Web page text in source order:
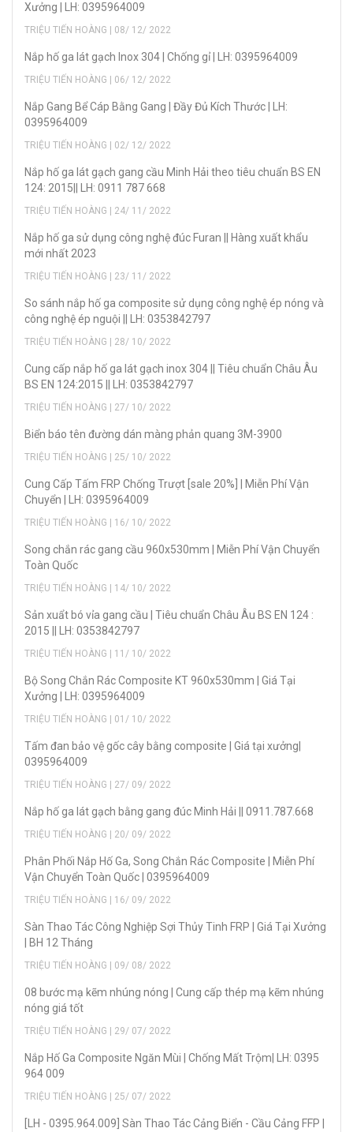
Xưởng | LH: 0395964009
TRIỆU TIẾN HOÀNG | 08/ 12/ 2022
Nắp hố ga lát gạch Inox 304 | Chống gỉ | LH: 0395964009
TRIỆU TIẾN HOÀNG | 06/ 12/ 2022
Nắp Gang Bể Cáp Bằng Gang | Đầy Đủ Kích Thước | LH:
0395964009
TRIỆU TIẾN HOÀNG | 02/ 12/ 2022
Nắp hố ga lát gạch gang cầu Minh Hải theo tiêu chuẩn BS EN
124: 2015|| LH: 0911 787 668
TRIỆU TIẾN HOÀNG | 24/ 11/ 2022
Nắp hố ga sử dụng công nghệ đúc Furan || Hàng xuất khẩu
mới nhất 2023
TRIỆU TIẾN HOÀNG | 23/ 11/ 2022
So sánh nắp hố ga composite sử dụng công nghệ ép nóng và
công nghệ ép nguội || LH: 0353842797
TRIỆU TIẾN HOÀNG | 28/ 10/ 2022
Cung cấp nắp hố ga lát gạch inox 304 || Tiêu chuẩn Châu Âu
BS EN 124:2015 || LH: 0353842797
TRIỆU TIẾN HOÀNG | 27/ 10/ 2022
Biển báo tên đường dán màng phản quang 3M-3900
TRIỆU TIẾN HOÀNG | 25/ 10/ 2022
Cung Cấp Tấm FRP Chống Trượt [sale 20%] | Miễn Phí Vận
Chuyển | LH: 0395964009
TRIỆU TIẾN HOÀNG | 16/ 10/ 2022
Song chắn rác gang cầu 960x530mm | Miễn Phí Vận Chuyển
Toàn Quốc
TRIỆU TIẾN HOÀNG | 14/ 10/ 2022
Sản xuẩt bó vỉa gang cầu | Tiêu chuẩn Châu Âu BS EN 124 :
2015 || LH: 0353842797
TRIỆU TIẾN HOÀNG | 11/ 10/ 2022
Bộ Song Chắn Rác Composite KT 960x530mm | Giá Tại
Xưởng | LH: 0395964009
TRIỆU TIẾN HOÀNG | 01/ 10/ 2022
Tấm đan bảo vệ gốc cây bằng composite | Giá tại xưởng|
0395964009
TRIỆU TIẾN HOÀNG | 27/ 09/ 2022
Nắp hố ga lát gạch bằng gang đúc Minh Hải || 0911.787.668
TRIỆU TIẾN HOÀNG | 20/ 09/ 2022
Phân Phối Nắp Hố Ga, Song Chắn Rác Composite | Miễn Phí
Vận Chuyển Toàn Quốc | 0395964009
TRIỆU TIẾN HOÀNG | 16/ 09/ 2022
Sàn Thao Tác Công Nghiệp Sợi Thủy Tinh FRP | Giá Tại Xưởng
| BH 12 Tháng
TRIỆU TIẾN HOÀNG | 09/ 08/ 2022
08 bước mạ kẽm nhúng nóng | Cung cấp thép mạ kẽm nhúng
nóng giá tốt
TRIỆU TIẾN HOÀNG | 29/ 07/ 2022
Nắp Hố Ga Composite Ngăn Mùi | Chống Mất Trộm| LH: 0395
964 009
TRIỆU TIẾN HOÀNG | 25/ 07/ 2022
[LH - 0395.964.009] Sàn Thao Tác Cảng Biển - Cầu Cảng FFP |